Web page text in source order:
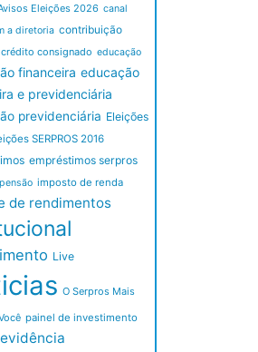
Eleições 2026 canal
a diretoria contribuição
crédito consignado educação
financeira educação
e previdenciária
previdenciária Eleições
SERPROS 2016
empréstimos serpros
imposto de renda
de rendimentos
Live
O Serpros Mais
painel de investimento